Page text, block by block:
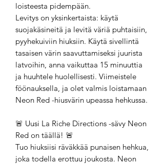
loisteesta pidempään.
Levitys on yksinkertaista: käytä
suojakäsineitä ja levitä väriä puhtaisiin,
pyyhekuiviin hiuksiin. Käytä sivellintä
tasaisen värin saavuttamiseksi juurista
latvoihin, anna vaikuttaa 15 minuuttia
ja huuhtele huolellisesti. Viimeistele
föönauksella, ja olet valmis loistamaan
Neon Red -hiusvärin upeassa hehkussa.
🚨 Uusi La Riche Directions -sävy Neon
Red on täällä! 🚨
Tuo hiuksiisi räväkkää punaisen hehkua,
joka todella erottuu joukosta. Neon